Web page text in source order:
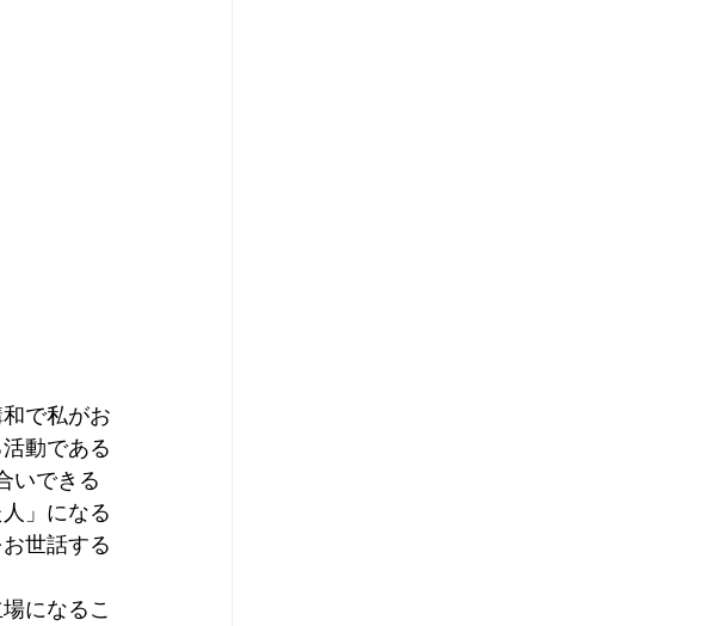
で私がお
動である
いできる
」になる
世話する
になるこ